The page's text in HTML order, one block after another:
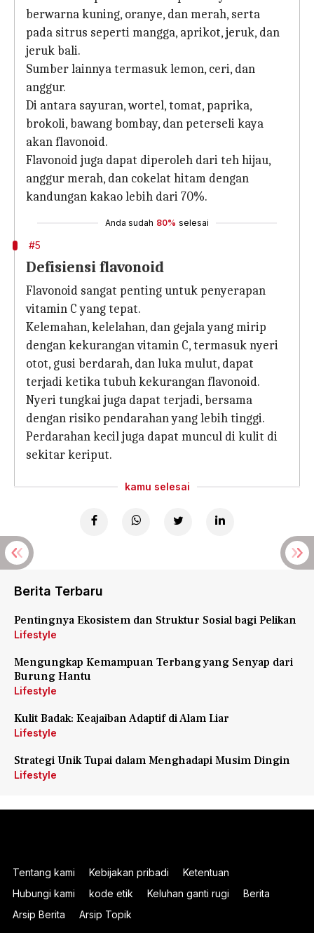
berwarna kuning, oranye, dan merah, serta
pada sitrus seperti mangga, aprikot, jeruk, dan
jeruk bali.
Sumber lainnya termasuk lemon, ceri, dan
anggur.
Di antara sayuran, wortel, tomat, paprika,
brokoli, bawang bombay, dan peterseli kaya
akan flavonoid.
Flavonoid juga dapat diperoleh dari teh hijau,
anggur merah, dan cokelat hitam dengan
kandungan kakao lebih dari 70%.
Anda sudah 80% selesai
#5
Defisiensi flavonoid
Flavonoid sangat penting untuk penyerapan
vitamin C yang tepat.
Kelemahan, kelelahan, dan gejala yang mirip
dengan kekurangan vitamin C, termasuk nyeri
otot, gusi berdarah, dan luka mulut, dapat
terjadi ketika tubuh kekurangan flavonoid.
Nyeri tungkai juga dapat terjadi, bersama
dengan risiko pendarahan yang lebih tinggi.
Perdarahan kecil juga dapat muncul di kulit di
sekitar keriput.
kamu selesai
Berita Terbaru
Pentingnya Ekosistem dan Struktur Sosial bagi Pelikan
Lifestyle
Mengungkap Kemampuan Terbang yang Senyap dari
Burung Hantu
Lifestyle
Kulit Badak: Keajaiban Adaptif di Alam Liar
Lifestyle
Strategi Unik Tupai dalam Menghadapi Musim Dingin
Lifestyle
Tentang kami Kebijakan pribadi
Ketentuan
Hubungi kami
kode etik Keluhan ganti rugi
Berita
Arsip Berita
Arsip Topik